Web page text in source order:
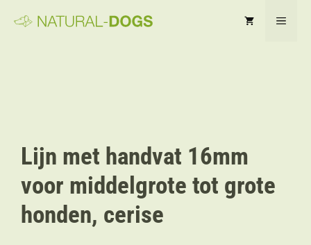
naar
Lijn met handvat 16mm
voor middelgrote tot grote
honden, cerise